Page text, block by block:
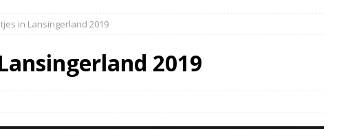
in Lansingerland 2019
2019